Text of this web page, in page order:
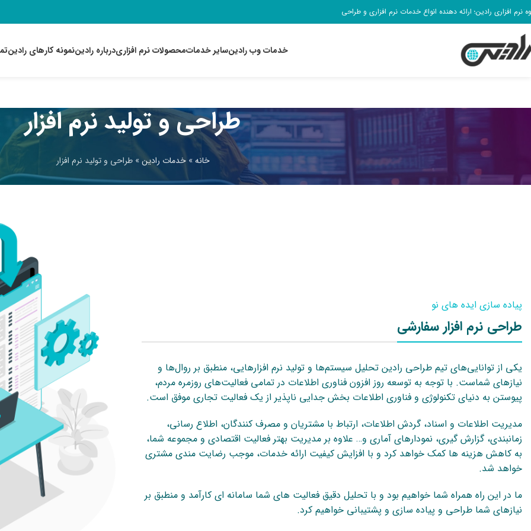
نرم افزاری رادین؛ ارائه دهنده انواع خدمات نرم افزاری و طراحی
خدمات وب رادینسایر خدماتمحصولات نرم افزاریدرباره رادیننمونه کارهای رادین
طراحی و تولید نرم افزار
خانه»خدمات رادین»طراحی و تولید نرم افزار
پیاده سازی ایده های نو
طراحی نرم افزار سفارشی
یکی از توانایی‌های تیم طراحی رادین تحلیل سیستم‌ها و تولید نرم افزارهایی، منطبق بر روال‌ها و
نیازهای شماست. با توجه به توسعه روز افزون فناوری اطلاعات در تمامی فعالیت‌های روزمره مردم،
پیوستن به دنیای تکنولوژی و فناوری اطلاعات بخش جدایی ناپذیر از یک فعالیت تجاری موفق است.
مدیریت اطلاعات و اسناد، گردش اطلاعات، ارتباط با مشتریان و مصرف کنندگان، اطلاع رسانی،
زمانبندی، گزارش گیری، نمودارهای آماری و… علاوه بر مدیریت بهتر فعالیت اقتصادی و مجموعه شما،
به کاهش هزینه ها کمک خواهد کرد و با افزایش کیفیت ارائه خدمات، موجب رضایت مندی مشتری
خواهد شد.
ما در این راه همراه شما خواهیم بود و با تحلیل دقیق فعالیت های شما سامانه ای کارآمد و منطبق بر
نیازهای شما طراحی و پیاده سازی و پشتیبانی خواهیم کرد.